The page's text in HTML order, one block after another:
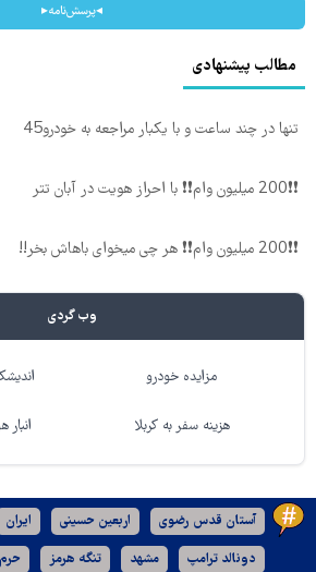
◂پرسش‌نامه▸
مطالب پیشنهادی
تنها در چند ساعت و با یکبار مراجعه به خودرو45
❗❗200 میلیون وام❗❗ با احراز هویت در آبان تتر
❗❗200 میلیون وام❗❗ هر چی میخوای باهاش بخر!!
وب گردی
مزایده خودرو
هزینه سفر به کربلا
آستان قدس رضوی اربعین حسینی ایران
دونالد ترامپ مشهد تنگه هرمز